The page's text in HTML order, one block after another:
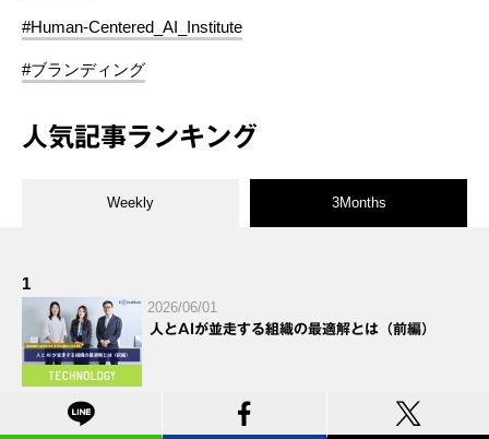
#Human-Centered_AI_Institute
#ブランディング
人気記事ランキング
Weekly 3Months
1
2026/06/01
人とAIが並走する組織の最適解とは（前編）